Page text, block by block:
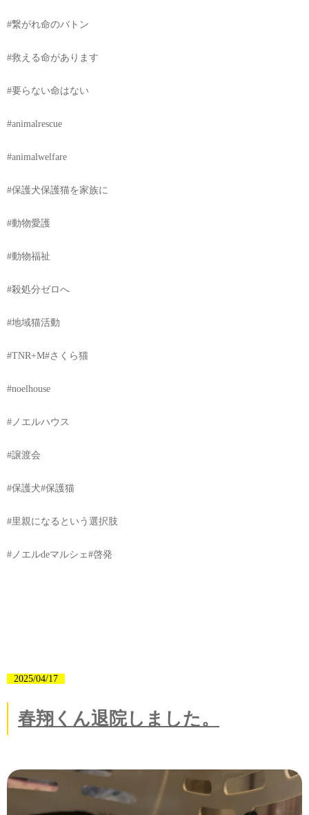
#繋がれ命のバトン
#救える命があります
#要らない命はない
#animalrescue
#animalwelfare
#保護犬保護猫を家族に
#動物愛護
#動物福祉
#殺処分ゼロへ
#地域猫活動
#TNR+M#さくら猫
#noelhouse
#ノエルハウス
#譲渡会
#保護犬#保護猫
#里親になるという選択肢
#ノエルdeマルシェ#啓発
2025/04/17
春翔くん退院しました。